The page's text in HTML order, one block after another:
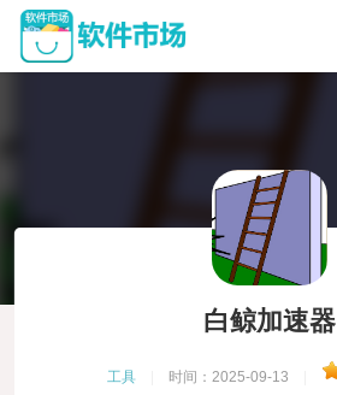
白鲸加速器
工具 时间：2025-09-13